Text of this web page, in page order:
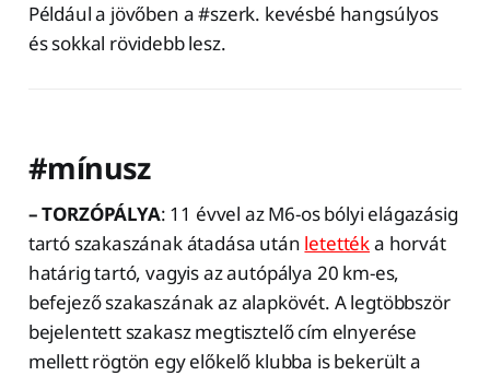
Például a jövőben a #szerk. kevésbé hangsúlyos
és sokkal rövidebb lesz.
#mínusz
–TORZÓPÁLYA: 11 évvel az M6-os bólyi elágazásig
tartó szakaszának átadása után letettéka horvát
határig tartó, vagyis az autópálya 20 km-es,
befejező szakaszának az alapkövét. A legtöbbször
bejelentett szakasz megtisztelő cím elnyerése
mellett rögtön egy előkelő klubba is bekerült a